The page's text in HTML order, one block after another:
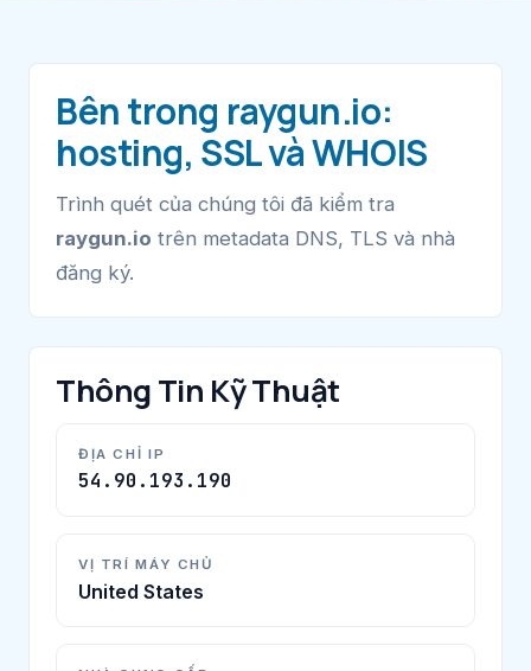
Bên trong raygun.io:
hosting, SSL và WHOIS
Trình quét của chúng tôi đã kiểm tra
raygun.io trên metadata DNS, TLS và nhà
đăng ký.
Thông Tin Kỹ Thuật
ĐỊA CHỈ IP
54.90.193.190
VỊ TRÍ MÁY CHỦ
United States